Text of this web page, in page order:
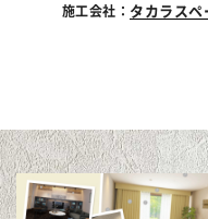
施工会社： タカラスペ